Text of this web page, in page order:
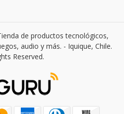
de productos tecnológicos,
audio y más. - Iquique, Chile.
Reserved.